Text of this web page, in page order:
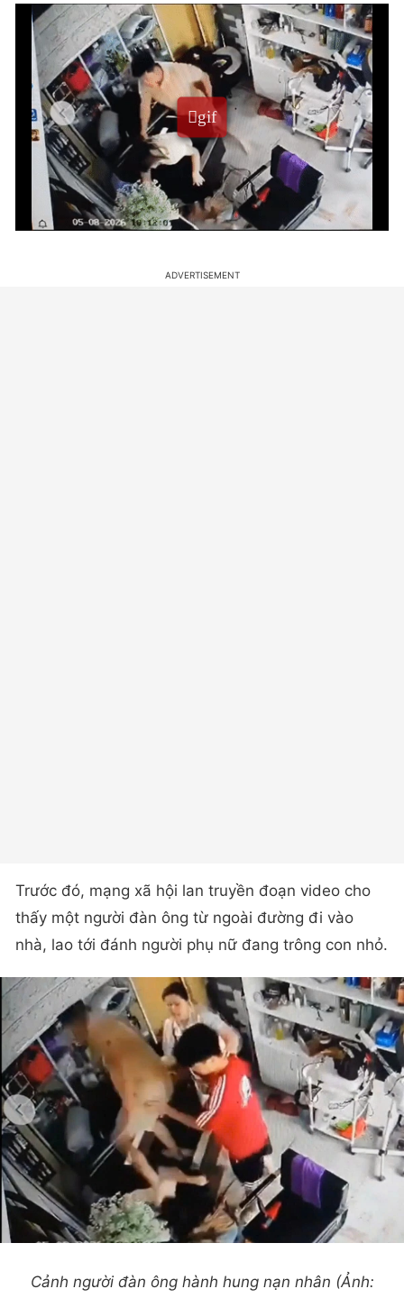
Trước đó, mạng xã hội lan truyền đoạn video cho
thấy một người đàn ông từ ngoài đường đi vào
nhà, lao tới đánh người phụ nữ đang trông con nhỏ.
Cảnh người đàn ông hành hung nạn nhân (Ảnh: